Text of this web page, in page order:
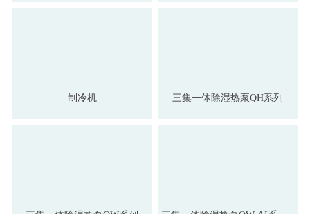
制冷机 三集一体除湿热泵QH系列